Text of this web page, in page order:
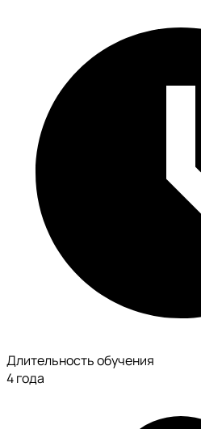
Длительность обучения
4 года